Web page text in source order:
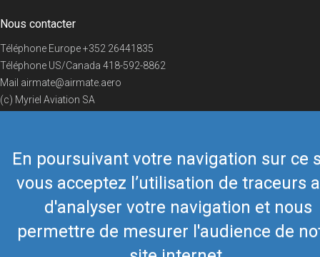
En poursuivant votre navigation sur ce
vous acceptez l’utilisation de traceurs
d'analyser votre navigation et nous
permettre de mesurer l'audience de
Nous contacter
Téléphone Europe+352 26441835
Téléphone US/Canada 418-592-8862
Mail airmate@airmate.aero
(c) Myriel Aviation SA
© 2019 Airmate -Conditions d'utilisation- Vie privée Back to top